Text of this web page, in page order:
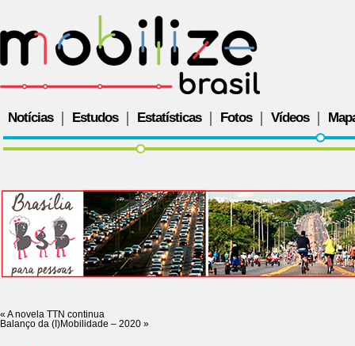
Notícias Estudos Estatísticas Fotos Vídeos
« A novela TTN continua
Balanço da (I)Mobilidade – 2020 »